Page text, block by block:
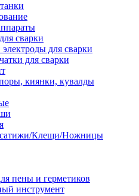
сварки
для сварки
для сварки
киянки, кувалды
Клещи/Ножницы
пены и герметиков
инструмент